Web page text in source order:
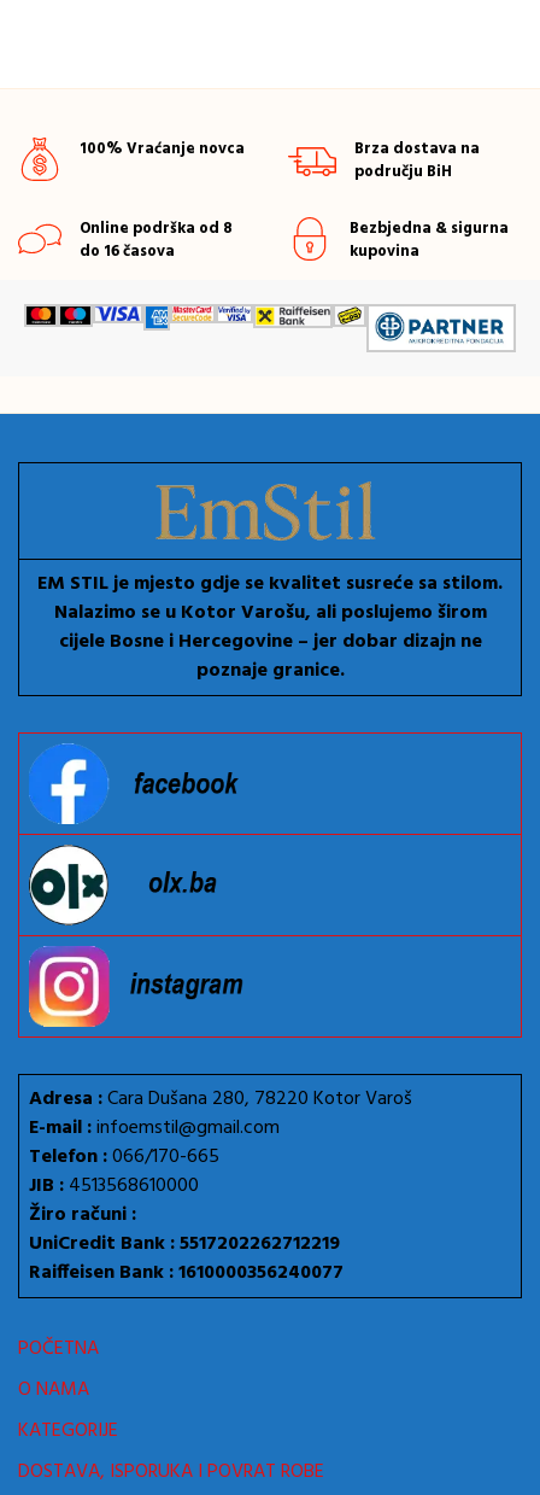
100% Vraćanje novca
Brza dostava na
području BiH
Online podrška od 8
do 16 časova
Bezbjedna & sigurna
kupovina
EM STIL je mjesto gdje se kvalitet susreće sa stilom.
Nalazimo se u Kotor Varošu, ali poslujemo širom
cijele Bosne i Hercegovine – jer dobar dizajn ne
poznaje granice.
Adresa :Cara Dušana 280, 78220 Kotor Varoš
E-mail :infoemstil@gmail.com
Telefon :066/170-665
JIB :4513568610000
Žiro računi :
UniCredit Bank : 5517202262712219
Raiffeisen Bank : 1610000356240077
POČETNA
O NAMA
KATEGORIJE
DOSTAVA, ISPORUKA I POVRAT ROBE